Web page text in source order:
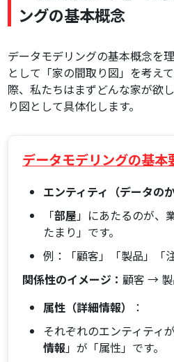
ングの基本概念
データモデリングの基本概念を
として「家の間取り図」を考え
際、私たちはまずどんな家が欲
り図として具体化します。
データモデリングの基本
エンティティ（データのか
「部屋」にあたるのが、
たまり」です。
例：「顧客」「製品」「
関係性のイメージ：顧客 →
属性（詳細情報）
：
それぞれのエンティティ
情報」が「属性」です。